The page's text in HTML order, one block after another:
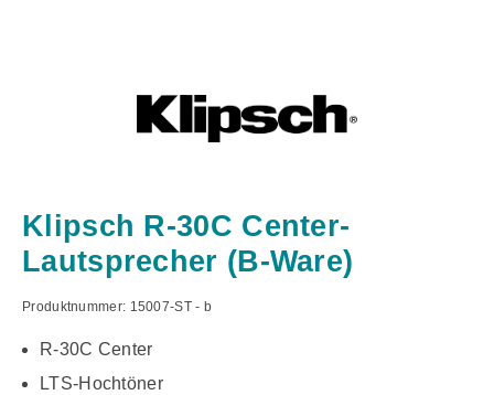
Klipsch R-30C Center-
Lautsprecher (B-Ware)
Produktnummer: 15007-ST - b
R-30C Center
LTS-Hochtöner